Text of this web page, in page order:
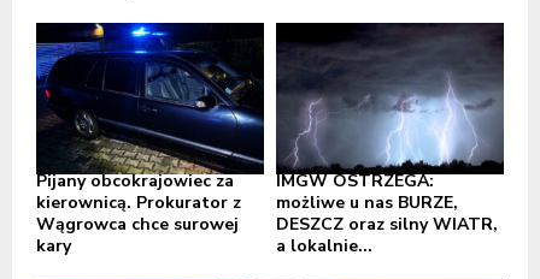
Pijany obcokrajowiec za
kierownicą. Prokurator z
Wągrowca chce surowej
kary
IMGW OSTRZEGA:
możliwe u nas BURZE,
DESZCZ oraz silny WIATR,
a lokalnie...